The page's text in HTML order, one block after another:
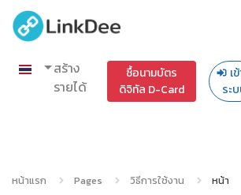
สร้าง
รายได้
ซื้อนามบัตร
ดิจิทัล D-Card
เ
ระ
หน้าแรก Pages วิธีการใช้งาน หน้า